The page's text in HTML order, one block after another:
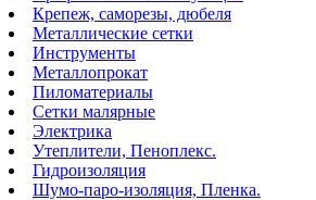
Крепеж, саморезы, дюбеля
Металлические сетки
Инструменты
Металлопрокат
Пиломатериалы
Сетки малярные
Электрика
Утеплители, Пеноплекс.
Гидроизоляция
Шумо-паро-изоляция, Пленка.